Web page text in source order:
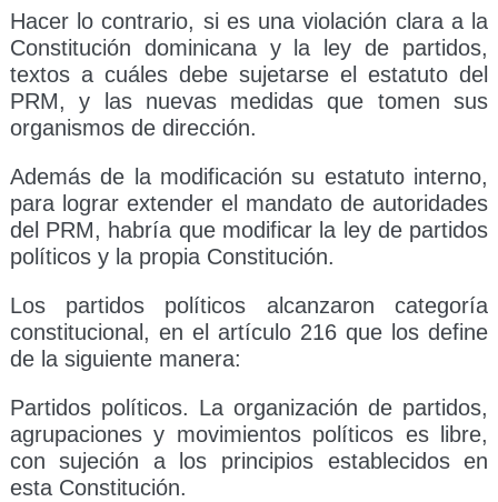
Hacer lo contrario, si es una violación clara a la
Constitución dominicana y la ley de partidos,
textos a cuáles debe sujetarse el estatuto del
PRM, y las nuevas medidas que tomen sus
organismos de dirección.
Además de la modificación su estatuto interno,
para lograr extender el mandato de autoridades
del PRM, habría que modificar la ley de partidos
políticos y la propia Constitución.
Los partidos políticos alcanzaron categoría
constitucional, en el artículo 216 que los define
de la siguiente manera:
Partidos políticos. La organización de partidos,
agrupaciones y movimientos políticos es libre,
con sujeción a los principios establecidos en
esta Constitución.